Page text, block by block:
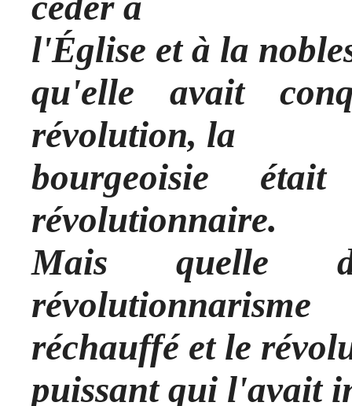
l'Église et à la
qu'elle avait
révolution, la
bourgeoisie était
révolutionnaire.
Mais quelle
révolutionnarisme
réchauffé et le
puissant qui l'avait